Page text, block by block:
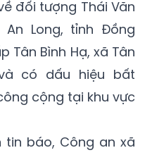
vào khoảng 8h10p
Long nhận được
đối tượng Thái Văn
An Long, tỉnh Đồng
Tân Bình Hạ, xã Tân
có dấu hiệu bất
cộng tại khu vực